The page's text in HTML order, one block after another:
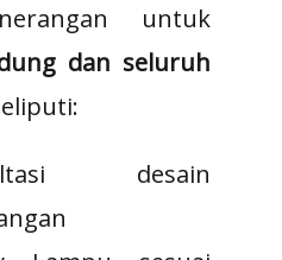
untuk
dan seluruh
desain